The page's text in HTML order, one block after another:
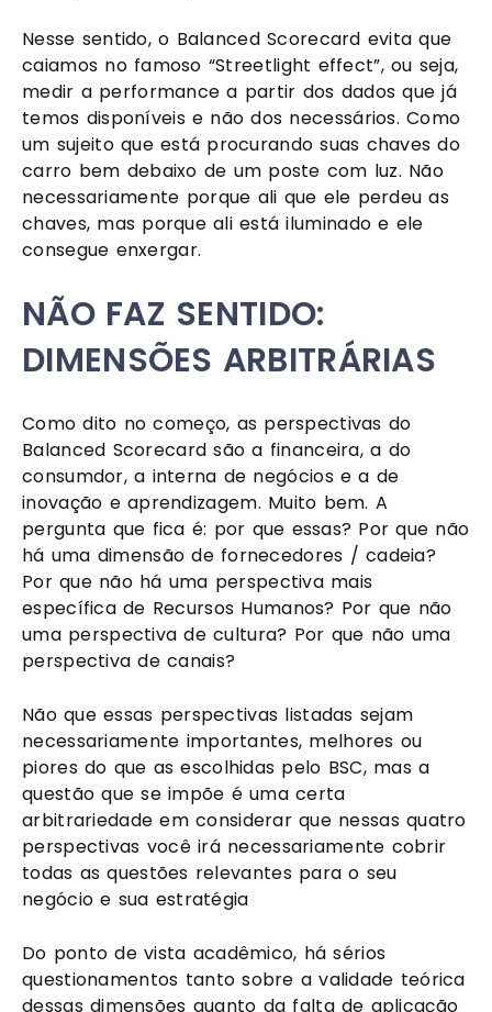
Nesse sentido, o Balanced Scorecard evita que
caiamos no famoso “Streetlight effect”, ou seja,
medir a performance a partir dos dados que já
temos disponíveis e não dos necessários. Como
um sujeito que está procurando suas chaves do
carro bem debaixo de um poste com luz. Não
necessariamente porque ali que ele perdeu as
chaves, mas porque ali está iluminado e ele
consegue enxergar.
NÃO FAZ SENTIDO:
DIMENSÕES ARBITRÁRIAS
Como dito no começo, as perspectivas do
Balanced Scorecard são a financeira, a do
consumdor, a interna de negócios e a de
inovação e aprendizagem. Muito bem. A
pergunta que fica é: por que essas? Por que não
há uma dimensão de fornecedores / cadeia?
Por que não há uma perspectiva mais
específica de Recursos Humanos? Por que não
uma perspectiva de cultura? Por que não uma
perspectiva de canais?
Não que essas perspectivas listadas sejam
necessariamente importantes, melhores ou
piores do que as escolhidas pelo BSC, mas a
questão que se impõe é uma certa
arbitrariedade em considerar que nessas quatro
perspectivas você irá necessariamente cobrir
todas as questões relevantes para o seu
negócio e sua estratégia
Do ponto de vista acadêmico, há sérios
questionamentos tanto sobre a validade teórica
dessas dimensões quanto da falta de aplicação